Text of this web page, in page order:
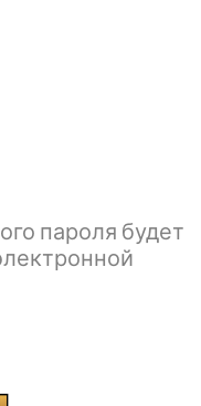
пароля будет